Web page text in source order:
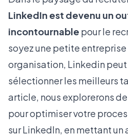
LinkedIn est devenu un
incontournable pour le
soyez une petite entreprise
organisation, Linkedin
sélectionner les meilleurs
article, nous explorerons
pour optimiser votre
sur LinkedIn, en mettant